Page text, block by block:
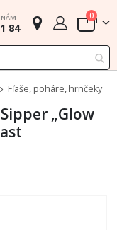
NÁM
84 Cart
0
Fľaše, poháre, hrnčeky
„Glow